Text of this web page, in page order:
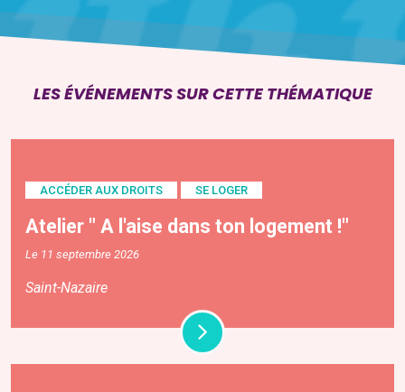
LES ÉVÉNEMENTS SUR CETTE THÉMATIQUE
ACCÉDER AUX DROITS SE LOGER
Atelier " A l'aise dans ton logement !"
Le 11 septembre 2026
Saint-Nazaire